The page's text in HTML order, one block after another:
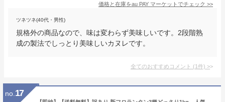
価格と在庫をau PAY マーケット でチェック >>
ツネツネ(40代・男性)
規格外の商品なので、味は変わらず美味しいです。2段階熟
成の製法でしっとり美味しいカヌレです。
全てのおすすめコメント (1件) >
no. 17